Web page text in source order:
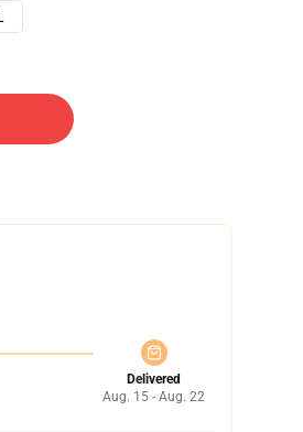
Delivered
Aug. 15 - Aug. 22